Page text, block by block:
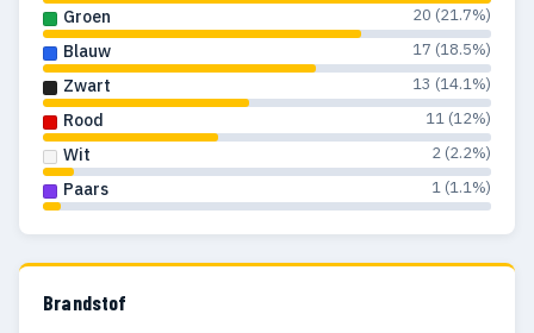
Groen 20 (21.7%)
Blauw 17 (18.5%)
Zwart 13 (14.1%)
Rood 11 (12%)
Wit 2 (2.2%)
Paars 1 (1.1%)
Brandstof